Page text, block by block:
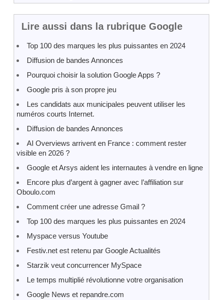
Lire aussi dans la rubrique Google
Top 100 des marques les plus puissantes en 2024
Diffusion de bandes Annonces
Pourquoi choisir la solution Google Apps ?
Google pris à son propre jeu
Les candidats aux municipales peuvent utiliser les
numéros courts Internet.
Diffusion de bandes Annonces
AI Overviews arrivent en France : comment rester
visible en 2026 ?
Google et Arsys aident les internautes à vendre en ligne
Encore plus d’argent à gagner avec l’affiliation sur
Oboulo.com
Comment créer une adresse Gmail ?
Top 100 des marques les plus puissantes en 2024
Myspace versus Youtube
Festiv.net est retenu par Google Actualités
Starzik veut concurrencer MySpace
Le temps multiplié révolutionne votre organisation
Google News et repandre.com